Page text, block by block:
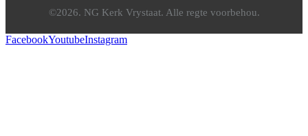
©2026. NG Kerk Vrystaat. Alle regte voorbehou.
FacebookYoutubeInstagram